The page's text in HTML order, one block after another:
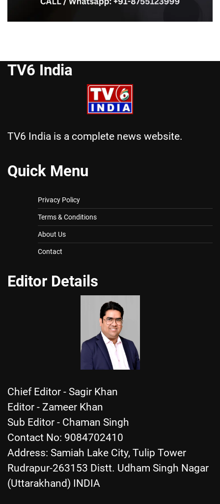
TV6 India
TV6 India is a complete news website.
Quick Menu
Privacy Policy
Terms & Conditions
About Us
Contact
Editor Details
Chief Editor - Sagir Khan
Editor - Zameer Khan
Sub Editor - Chaman Singh
Contact No: 9084702410
Address: Samiah Lake City, Tulip Tower
Rudrapur-263153 Distt. Udham Singh Nagar
(Uttarakhand) INDIA